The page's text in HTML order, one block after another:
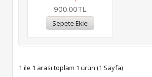
900.00TL
1 ile 1 arası toplam 1 ürün (1 Sayfa)